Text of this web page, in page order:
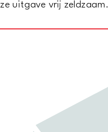
uitgave vrij zeldzaam.